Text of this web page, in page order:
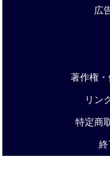
広
著作権
リン
特定商
終